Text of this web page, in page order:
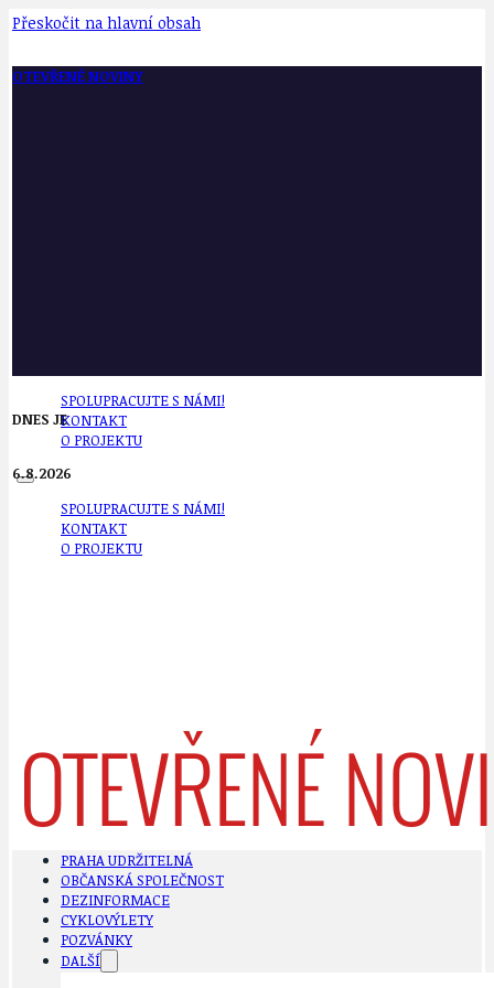
Přeskočit na hlavní obsah
OTEVŘENÉ NOVINY
SPOLUPRACUJTE S NÁMI!
KONTAKT
O PROJEKTU
SPOLUPRACUJTE S NÁMI!
KONTAKT
O PROJEKTU
DNES JE
6.8.2026
PRAHA UDRŽITELNÁ
OBČANSKÁ SPOLEČNOST
DEZINFORMACE
CYKLOVÝLETY
POZVÁNKY
DALŠÍ